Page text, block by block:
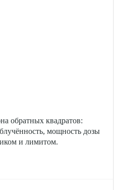
обратных квадратов:
мощность дозы
и лимитом.